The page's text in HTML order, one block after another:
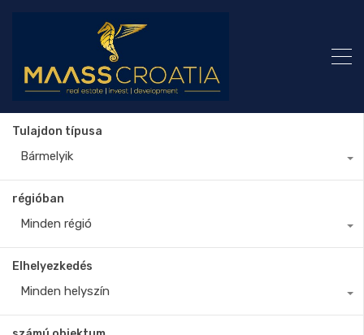
Tulajdon típusa
Bármelyik
régióban
Minden régió
Elhelyezkedés
Minden helyszín